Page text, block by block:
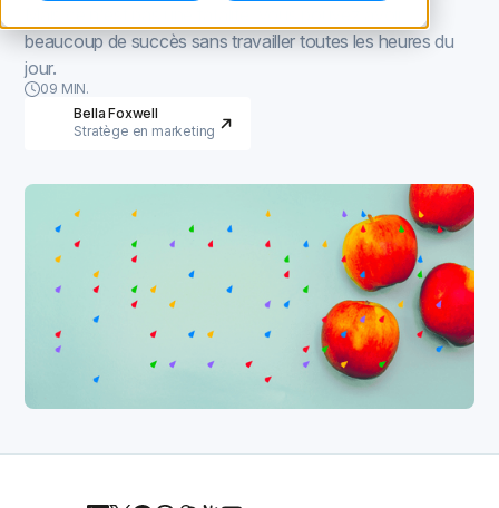
beaucoup de succès sans travailler toutes les heures du
jour.
09 MIN.
Bella Foxwell
Stratège en marketing